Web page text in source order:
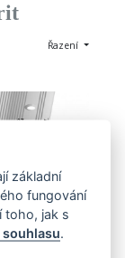
Řazení
37 x 21 mm
(šroubovací)
základní
fungování
toho, jak s
.